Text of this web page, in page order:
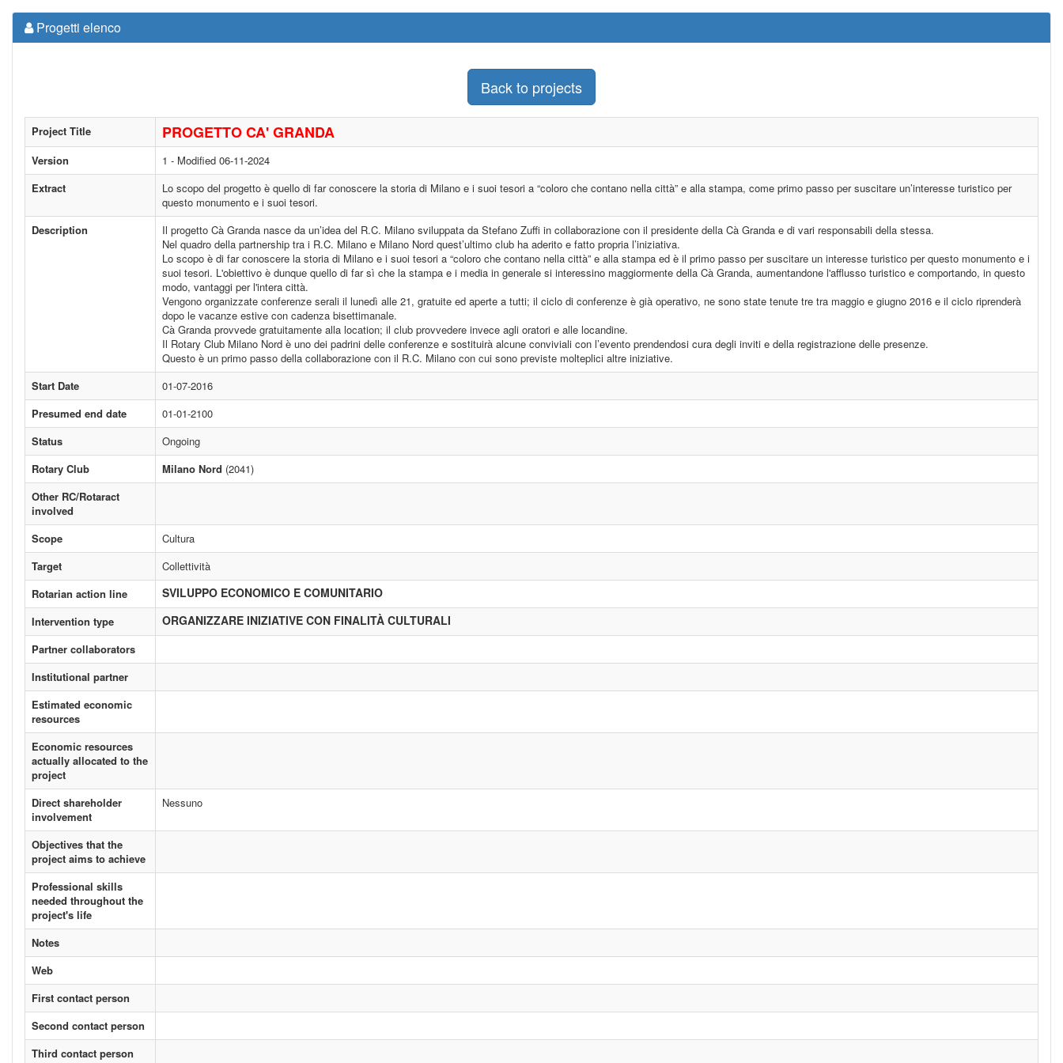
Progetti elenco
Back to projects
Project Title PROGETTO CA' GRANDA
Version
1 - Modified 06-11-2024
Extract
Lo scopo del progetto è quello di far conoscere la storia di Milano e i suoi tesori a “coloro che contano nella città” e alla stampa, come primo passo per suscitare un’interesse turistico per
questo monumento e i suoi tesori.
Description
Il progetto Cà Granda nasce da un’idea del R.C. Milano sviluppata da Stefano Zuffi in collaborazione con il presidente della Cà Granda e di vari responsabili della stessa.
Nel quadro della partnership tra i R.C. Milano e Milano Nord quest’ultimo club ha aderito e fatto propria l’iniziativa.
Lo scopo è di far conoscere la storia di Milano e i suoi tesori a “coloro che contano nella città” e alla stampa ed è il primo passo per suscitare un interesse turistico per questo monumento e i
suoi tesori. L'obiettivo è dunque quello di far sì che la stampa e i media in generale si interessino maggiormente della Cà Granda, aumentandone l'afflusso turistico e comportando, in questo
modo, vantaggi per l'intera città.
Vengono organizzate conferenze serali il lunedì alle 21, gratuite ed aperte a tutti; il ciclo di conferenze è già operativo, ne sono state tenute tre tra maggio e giugno 2016 e il ciclo riprenderà
dopo le vacanze estive con cadenza bisettimanale.
Cà Granda provvede gratuitamente alla location; il club provvedere invece agli oratori e alle locandine.
Il Rotary Club Milano Nord è uno dei padrini delle conferenze e sostituirà alcune conviviali con l’evento prendendosi cura degli inviti e della registrazione delle presenze.
Questo è un primo passo della collaborazione con il R.C. Milano con cui sono previste molteplici altre iniziative.
Start Date
01-07-2016
Presumed end date
01-01-2100
Status
Ongoing
Rotary Club
Milano Nord (2041)
Other RC/Rotaract
involved
Scope
Cultura
Target
Collettività
Rotarian action line
SVILUPPO ECONOMICO E COMUNITARIO
Intervention type ORGANIZZARE INIZIATIVE CON FINALITÀ CULTURALI
Partner collaborators
Institutional partner
Estimated economic
resources
Economic resources
actually allocated to the
project
Direct shareholder
involvement
Nessuno
Objectives that the
project aims to achieve
Professional skills
needed throughout the
project's life
Notes
Web
First contact person
Second contact person
Third contact person